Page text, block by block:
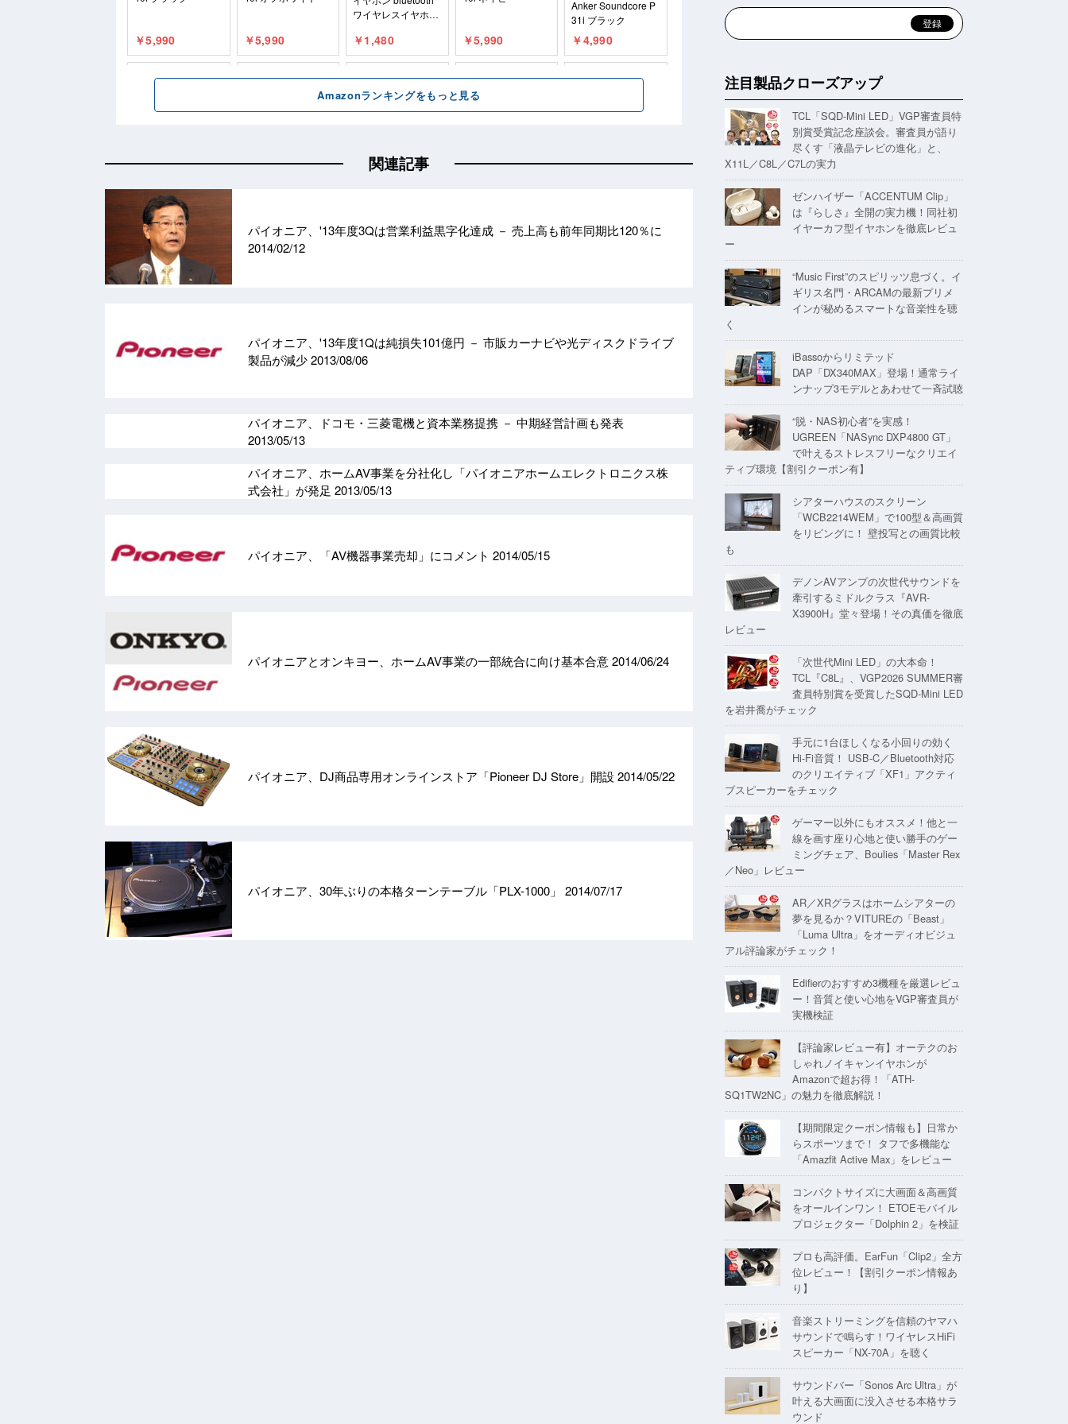
関連記事
パイオニア、'13年度3Qは営業利益黒字化達成 － 売上高も前年同期比120％に
2014/02/12
パイオニア、'13年度1Qは純損失101億円 － 市販カーナビや光ディスクドライブ
製品が減少2013/08/06
パイオニア、ドコモ・三菱電機と資本業務提携 － 中期経営計画も発表
2013/05/13
パイオニア、ホームAV事業を分社化し「パイオニアホームエレクトロニクス株
式会社」が発足 2013/05/13
パイオニア、「AV機器事業売却」にコメント 2014/05/15
パイオニアとオンキヨー、ホームAV事業の一部統合に向け基本合意2014/06/24
パイオニア、DJ商品専用オンラインストア「Pioneer DJ Store」開設2014/05/22
パイオニア、30年ぶりの本格ターンテーブル「PLX-1000」 2014/07/17
注目製品クローズアップ
TCL「SQD-Mini LED」VGP審査員特
別賞受賞記念座談会。審査員が語り
尽くす「液晶テレビの進化」と、
X11L／C8L／C7Lの実力
ゼンハイザー「ACCENTUM Clip」
は『らしさ』全開の実力機！同社初
イヤーカフ型イヤホンを徹底レビュ
ー
“Music First”のスピリッツ息づく。イ
ギリス名門・ARCAMの最新プリメ
インが秘めるスマートな音楽性を聴
く
iBassoからリミテッド
DAP「DX340MAX」登場！通常ライ
ンナップ3モデルとあわせて一斉試聴
“脱・NAS初心者”を実感！
UGREEN「NASync DXP4800 GT」
で叶えるストレスフリーなクリエイ
ティブ環境【割引クーポン有】
シアターハウスのスクリーン
「WCB2214WEM」で100型＆高画質
をリビングに！ 壁投写との画質比較
も
デノンAVアンプの次世代サウンドを
牽引するミドルクラス『AVR-
X3900H』堂々登場！その真価を徹底
レビュー
「次世代Mini LED」の大本命！
TCL『C8L』、VGP2026 SUMMER審
査員特別賞を受賞したSQD-Mini LED
を岩井喬がチェック
手元に1台ほしくなる小回りの効く
Hi-Fi音質！ USB-C／Bluetooth対応
のクリエイティブ「XF1」アクティ
ブスピーカーをチェック
ゲーマー以外にもオススメ！他と一
線を画す座り心地と使い勝手のゲー
ミングチェア、Boulies「Master Rex
／Neo」レビュー
AR／XRグラスはホームシアターの
夢を見るか？VITUREの「Beast」
「Luma Ultra」をオーディオビジュ
アル評論家がチェック！
Edifierのおすすめ3機種を厳選レビュ
ー！音質と使い心地をVGP審査員が
実機検証
【評論家レビュー有】オーテクのお
しゃれノイキャンイヤホンが
Amazonで超お得！「ATH-
SQ1TW2NC」の魅力を徹底解説！
【期間限定クーポン情報も】日常か
らスポーツまで！ タフで多機能な
「Amazfit Active Max」をレビュー
コンパクトサイズに大画面＆高画質
をオールインワン！ ETOEモバイル
プロジェクター「Dolphin 2」を検証
プロも高評価。EarFun「Clip2」全方
位レビュー！【割引クーポン情報あ
り】
音楽ストリーミングを信頼のヤマハ
サウンドで鳴らす！ワイヤレスHiFi
スピーカー「NX-70A」を聴く
サウンドバー「Sonos Arc Ultra」が
叶える大画面に没入させる本格サラ
ウンド